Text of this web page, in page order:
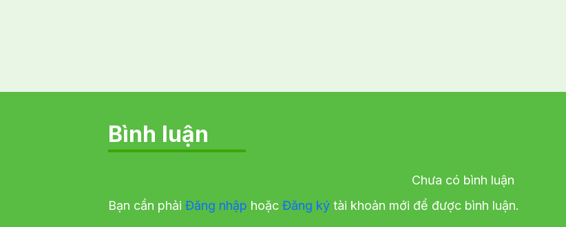
Bình luận
Chưa có bình luận
Bạn cần phải Đăng nhập hoặc Đăng kýtài khoản mới để được bình luận.